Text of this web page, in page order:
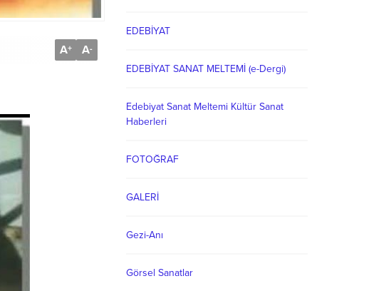
A+ A-
EDEBİYAT
EDEBİYAT SANAT MELTEMİ (e-Dergi)
Edebiyat Sanat Meltemi Kültür Sanat
Haberleri
FOTOĞRAF
GALERİ
Gezi-Anı
Görsel Sanatlar